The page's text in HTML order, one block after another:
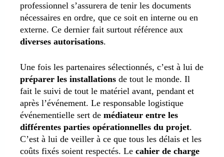
professionnel s’assurera de tenir les documents
nécessaires en ordre, que ce soit en interne ou en
externe. Ce dernier fait surtout référence aux
diverses autorisations.
Une fois les partenaires sélectionnés, c’est à lui de
préparer les installations de tout le monde. Il
fait le suivi de tout le matériel avant, pendant et
après l’événement. Le responsable logistique
événementielle sert de médiateur entre les
différentes parties opérationnelles du projet.
C’est à lui de veiller à ce que tous les délais et les
coûts fixés soient respectés. Le cahier de charge